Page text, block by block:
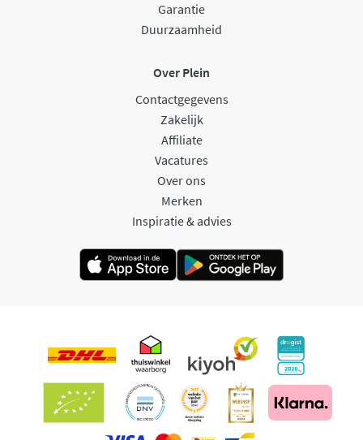
Garantie
Duurzaamheid
Over Plein
Contactgegevens
Zakelijk
Affiliate
Vacatures
Over ons
Merken
Inspiratie & advies